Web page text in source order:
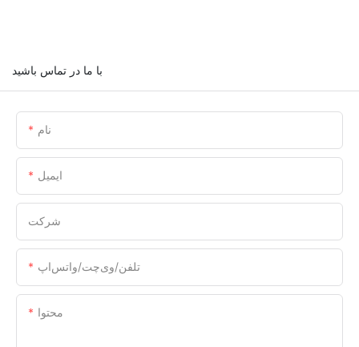
با ما در تماس باشید
نام
ایمیل
شرکت
تلفن/وی‌چت/واتس‌اپ
محتوا